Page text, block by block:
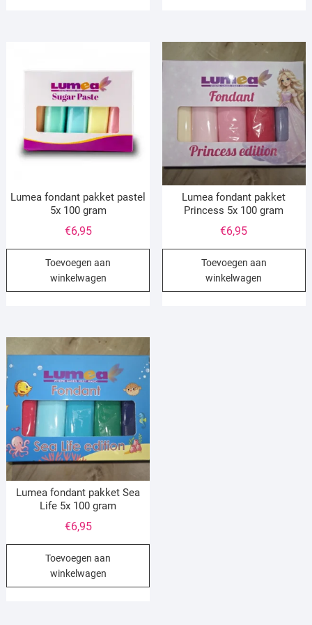
Lumea fondant pakket pastel
5x 100 gram
€6,95
Toevoegen aan
winkelwagen
Lumea fondant pakket
Princess 5x 100 gram
€6,95
Toevoegen aan
winkelwagen
Lumea fondant pakket Sea
Life 5x 100 gram
€6,95
Toevoegen aan
winkelwagen